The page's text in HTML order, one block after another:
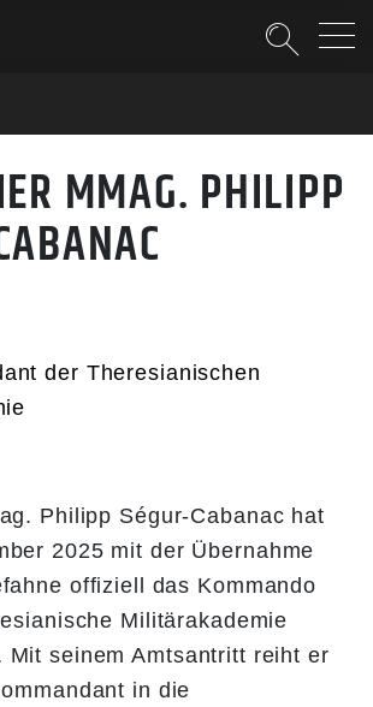
Suche
MMAG. PHILIPP
der Theresianischen
Philipp Ségur-Cabanac hat
2025 mit der Übernahme
offiziell das Kommando
Militärakademie
Mit seinem Amtsantritt reiht er
in die